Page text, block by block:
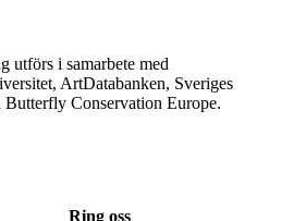
utförs i samarbete med
ArtDatabanken, Sveriges
Conservation Europe.
Ring oss